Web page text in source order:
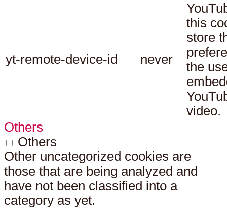
yt-remote-device-id never
this
store
the
video.
Others
Others
Other uncategorized cookies are
those that are being analyzed and
have not been classified into a
category as yet.